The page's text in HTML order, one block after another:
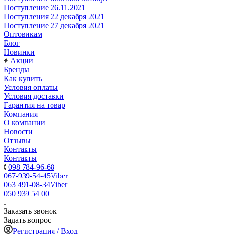
Поступление 26.11.2021
Поступления 22 декабря 2021
Поступление 27 декабря 2021
Оптовикам
Блог
Новинки
Акции
Бренды
Как купить
Условия оплаты
Условия доставки
Гарантия на товар
Компания
О компании
Новости
Отзывы
Контакты
Контакты
098 784-96-68
067-939-54-45Viber
063 491-08-34Viber
050 939 54 00
Заказать звонок
Задать вопрос
Регистрация / Вход